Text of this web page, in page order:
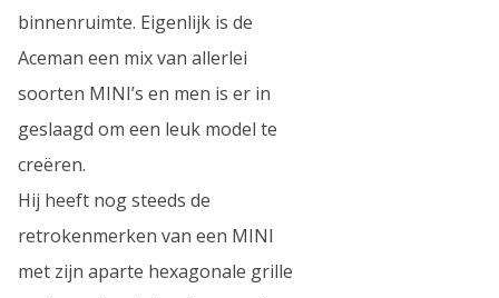
binnenruimte. Eigenlijk is de
Aceman een mix van allerlei
soorten MINI’s en men is er in
geslaagd om een leuk model te
creëren.
Hij heeft nog steeds de
retrokenmerken van een MINI
met zijn aparte hexagonale grille